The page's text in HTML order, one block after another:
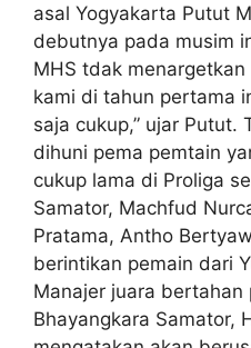
asal Yogyakarta Putut
debutnya pada musim
MHS tdak menargetkan
kami di tahun pertama
saja cukup,” ujar Putut.
dihuni pema pemtain
cukup lama di Proliga
Samator, Machfud
Pratama, Antho
berintikan pemain dari
Manajer juara bertahan
Bhayangkara Samator,